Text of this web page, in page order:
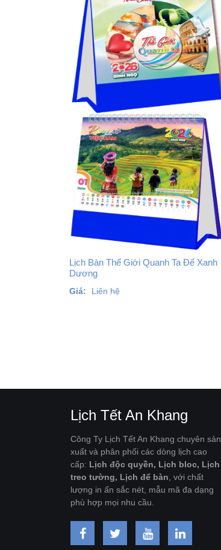
Lịch Bàn Thế Giới Quanh Ta Đế Xanh
Dương
Giá: Liên hệ
Lịch Tết An Khang
Công Ty Lịch Tết An Khang chuyên sản
xuất và phân phối các dòng lịch cao
cấp: Lịch độc quyền, Lịch bloc, Lịch
treo tường, Lịch để bàn , với chất
lượng in ấn sắc nét, mẫu mã đa dạng
phù hợp mọi nhu cầu.